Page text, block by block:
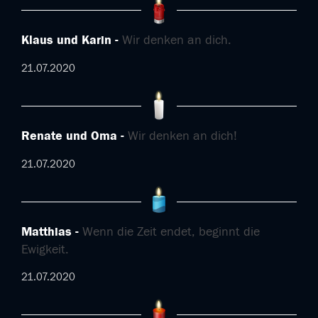
Klaus und Karin Wir denken an dich.
21.07.2020
Renate und Oma Wir denken an dich!
21.07.2020
Matthias
Wenn die Zeit endet, beginnt die
Ewigkeit.
21.07.2020